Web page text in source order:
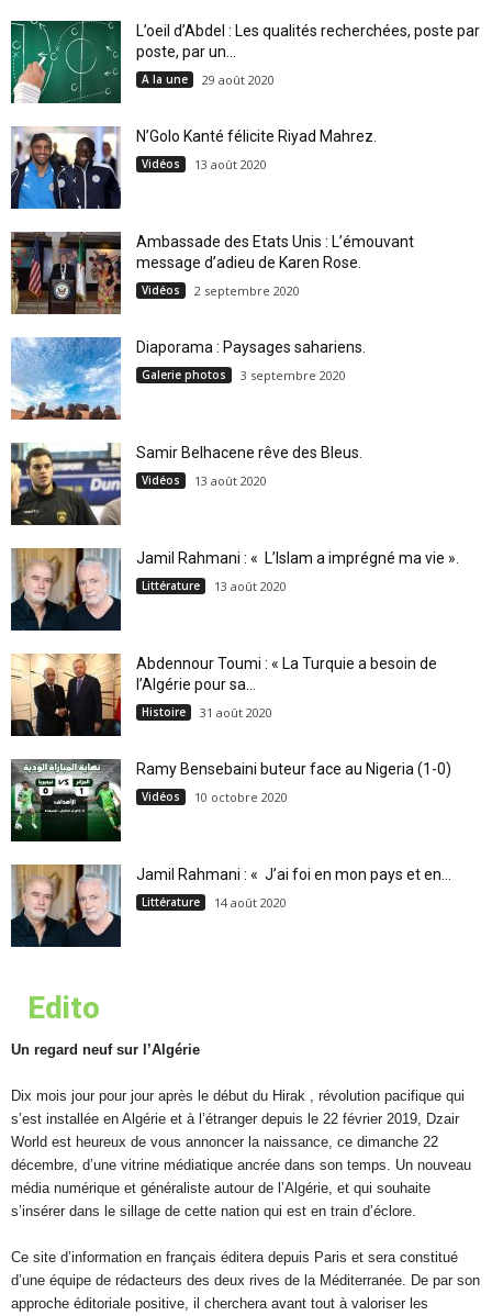
L’oeil d’Abdel : Les qualités recherchées, poste par
poste, par un...
A la une 29 août 2020
N’Golo Kanté félicite Riyad Mahrez.
Vidéos 13 août 2020
Ambassade des Etats Unis : L’émouvant
message d’adieu de Karen Rose.
Vidéos 2 septembre 2020
Diaporama : Paysages sahariens.
Galerie photos 3 septembre 2020
Samir Belhacene rêve des Bleus.
Vidéos 13 août 2020
Jamil Rahmani : « L’Islam a imprégné ma vie ».
Littérature 13 août 2020
Abdennour Toumi : « La Turquie a besoin de
l’Algérie pour sa...
Histoire 31 août 2020
Ramy Bensebaini buteur face au Nigeria (1-0)
Vidéos 10 octobre 2020
Jamil Rahmani : « J’ai foi en mon pays et en...
Littérature 14 août 2020
Edito
Un regard neuf sur l’Algérie
Dix mois jour pour jour après le début du Hirak , révolution pacifique qui
s’est installée en Algérie et à l’étranger depuis le 22 février 2019, Dzair
World est heureux de vous annoncer la naissance, ce dimanche 22
décembre, d’une vitrine médiatique ancrée dans son temps. Un nouveau
média numérique et généraliste autour de l’Algérie, et qui souhaite
s’insérer dans le sillage de cette nation qui est en train d’éclore.
Ce site d’information en français éditera depuis Paris et sera constitué
d’une équipe de rédacteurs des deux rives de la Méditerranée. De par son
approche éditoriale positive, il cherchera avant tout à valoriser les